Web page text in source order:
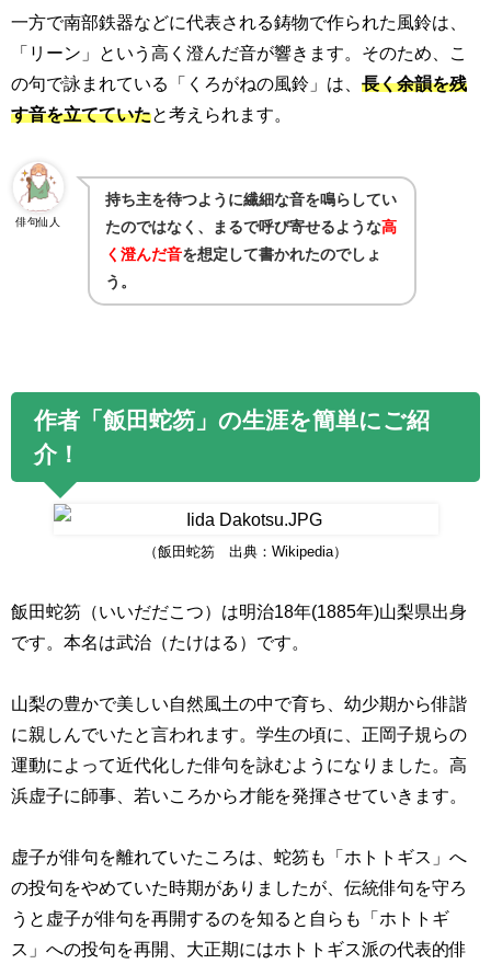
一方で南部鉄器などに代表される鋳物で作られた風鈴は、
「リーン」という高く澄んだ音が響きます。そのため、こ
の句で詠まれている「くろがねの風鈴」は、 長く余韻を残
す音を立てていたと考えられます。
俳句仙人
持ち主を待つように繊細な音を鳴らしてい
たのではなく、まるで呼び寄せるような高
く澄んだ音を想定して書かれたのでしょ
う。
作者「飯田蛇笏」の生涯を簡単にご紹
介！
（飯田蛇笏 出典：Wikipedia）
飯田蛇笏（いいだだこつ）は明治18年(1885年)山梨県出身
です。本名は武治（たけはる）です。
山梨の豊かで美しい自然風土の中で育ち、幼少期から俳諧
に親しんでいたと言われます。学生の頃に、正岡子規らの
運動によって近代化した俳句を詠むようになりました。高
浜虚子に師事、若いころから才能を発揮させていきます。
虚子が俳句を離れていたころは、蛇笏も「ホトトギス」へ
の投句をやめていた時期がありましたが、伝統俳句を守ろ
うと虚子が俳句を再開するのを知ると自らも「ホトトギ
ス」への投句を再開、大正期にはホトトギス派の代表的俳